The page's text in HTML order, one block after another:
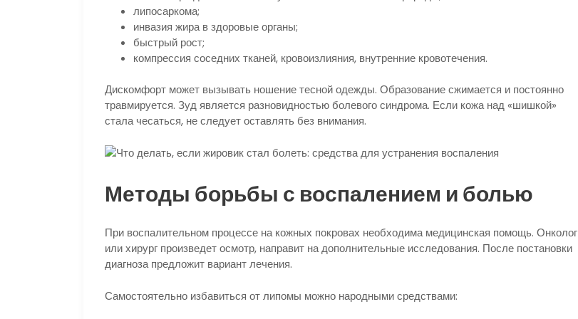
липосаркома;
инвазия жира в здоровые органы;
быстрый рост;
компрессия соседних тканей, кровоизлияния, внутренние кровотечения.
Дискомфорт может вызывать ношение тесной одежды. Образование сжимается и постоянно
травмируется. Зуд является разновидностью болевого синдрома. Если кожа над «шишкой»
стала чесаться, не следует оставлять без внимания.
Методы борьбы с воспалением и болью
При воспалительном процессе на кожных покровах необходима медицинская помощь. Онколог
или хирург произведет осмотр, направит на дополнительные исследования. После постановки
диагноза предложит вариант лечения.
Самостоятельно избавиться от липомы можно народными средствами: